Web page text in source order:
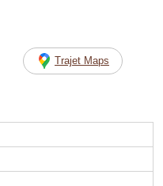
Trajet Maps